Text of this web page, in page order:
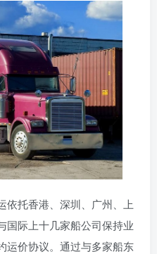
依托香港、深圳、广州、上
国际上十几家船公司保持业
运价协议。通过与多家船东